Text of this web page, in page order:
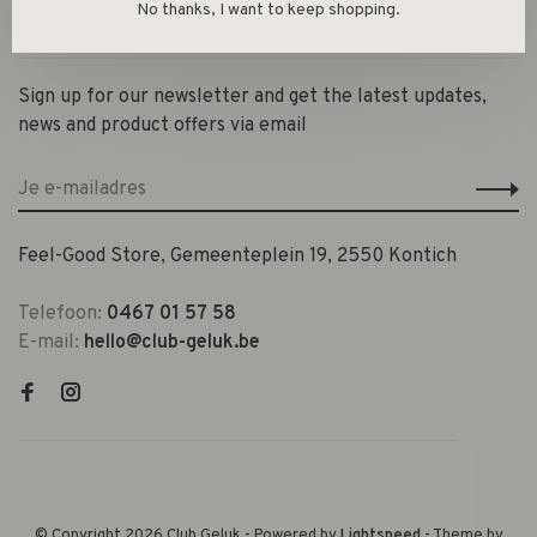
Contact en openingsuren
Sign up for our newsletter and get the latest updates,
news and product offers via email
Feel-Good Store, Gemeenteplein 19, 2550 Kontich
Telefoon: 0467 01 57 58
E-mail: hello@club-geluk.be
No thanks, I want to keep shopping.